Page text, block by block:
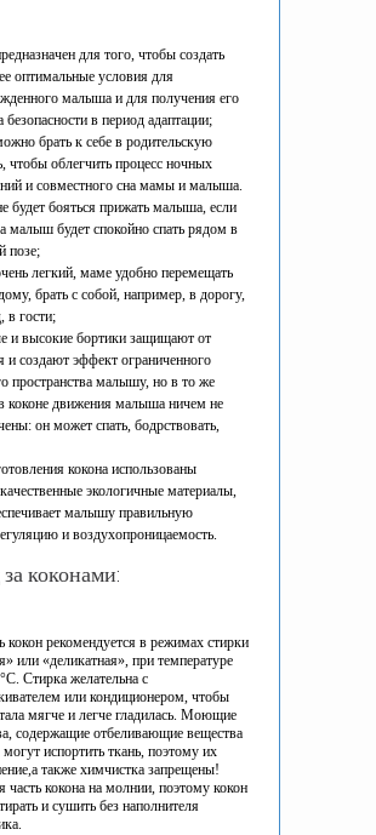
для того, чтобы создать
оптимальные условия для
малыша и для получения его
безопасности в период адаптации;
брать к себе в родительскую
чтобы облегчить процесс ночных
и совместного сна мамы и малыша.
будет бояться прижать малыша, если
а малыш будет спокойно спать рядом в
позе;
легкий, маме удобно перемещать
брать с собой, например, в дорогу,
в гости;
и высокие бортики защищают от
и создают эффект ограниченного
пространства малышу, но в то же
коконе движения малыша ничем не
он может спать, бодрствовать,
кокона использованы
экологичные материалы,
малышу правильную
и воздухопроницаемость.
коконами:
кокон рекомендуется в режимах стирки
или «деликатная», при температуре
Стирка желательна с
или кондиционером, чтобы
мягче и легче гладилась. Моющие
содержащие отбеливающие вещества
испортить ткань, поэтому их
также химчистка запрещены!
кокона на молнии, поэтому кокон
и сушить без наполнителя